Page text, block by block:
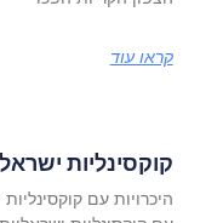
קראו עוד
קוקסינליות